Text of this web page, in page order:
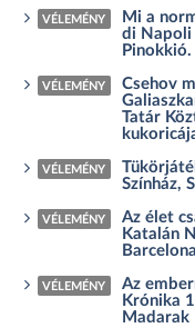
VÉLEMÉNY
Mi a
di Napoli
VÉLEMÉNY
Csehov
Tatár
VÉLEMÉNY
Színház,
VÉLEMÉNY
Az élet
Katalán
VÉLEMÉNY
Az
Krónika
Madarak